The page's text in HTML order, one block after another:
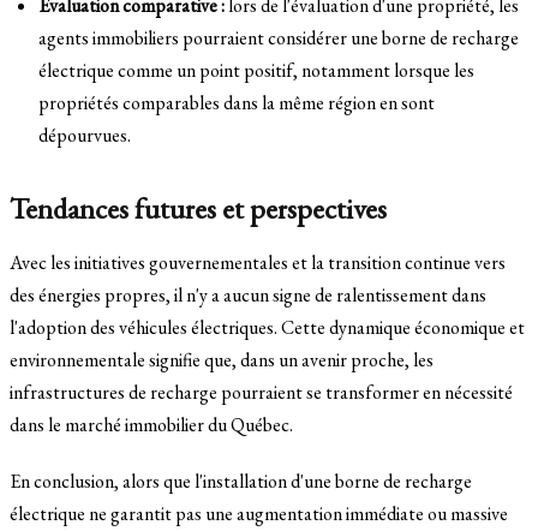
Évaluation comparative :lors de l'évaluation d'une propriété, les
agents immobiliers pourraient considérer une borne de recharge
électrique comme un point positif, notamment lorsque les
propriétés comparables dans la même région en sont
dépourvues.
Tendances futures et perspectives
Avec les initiatives gouvernementales et la transition continue vers
des énergies propres, il n'y a aucun signe de ralentissement dans
l'adoption des véhicules électriques. Cette dynamique économique et
environnementale signifie que, dans un avenir proche, les
infrastructures de recharge pourraient se transformer en nécessité
dans le marché immobilier du Québec.
En conclusion, alors que l'installation d'une borne de recharge
électrique ne garantit pas une augmentation immédiate ou massive